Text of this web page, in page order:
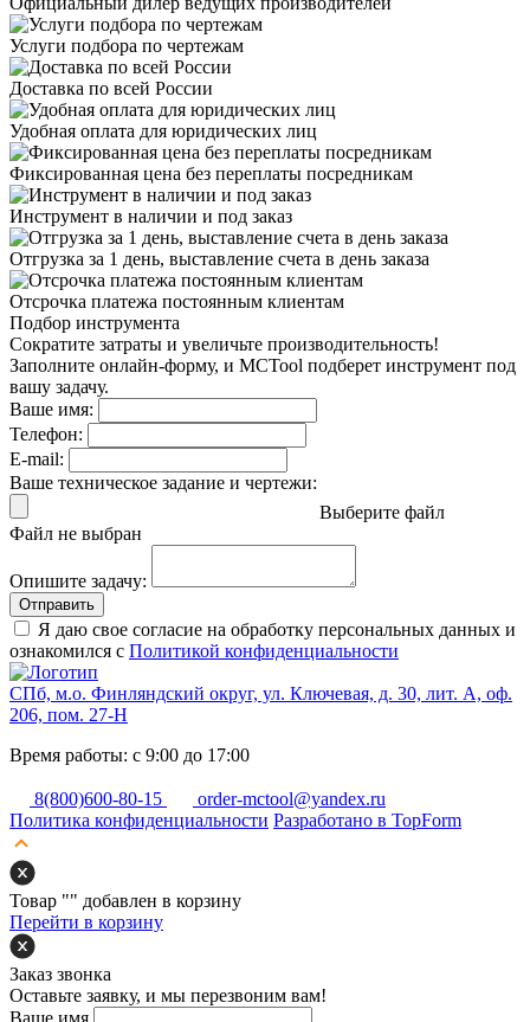
Услуги подбора по чертежам
Доставка по всей России
Удобная оплата для юридических лиц
Фиксированная цена без переплаты посредникам
Инструмент в наличии и под заказ
Отгрузка за 1 день, выставление счета в день заказа
Отсрочка платежа постоянным клиентам
Подбор инструмента
Сократите затраты и увеличьте производительность!
Заполните онлайн-форму, и MCTool подберет инструмент под
вашу задачу.
Ваше имя:
Телефон:
E-mail:
Ваше техническое задание и чертежи:
Выберите файл
Файл не выбран
Опишите задачу:
Отправить
Я даю свое согласие на обработку персональных данных и
ознакомился с Политикой конфиденциальности
СПб, м.о. Финляндский округ, ул. Ключевая, д. 30, лит. А, оф.
206, пом. 27-Н
Время работы: с 9:00 до 17:00
8(800)600-80-15
order-mctool@yandex.ru
Политика конфиденциальности Разработано в TopForm
Товар "" добавлен в корзину
Перейти в корзину
Заказ звонка
Оставьте заявку, и мы перезвоним вам!